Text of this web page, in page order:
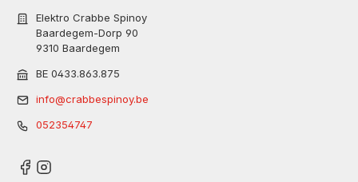
Elektro Crabbe Spinoy
Baardegem-Dorp 90
9310 Baardegem
BE 0433.863.875
info@crabbespinoy.be
052354747